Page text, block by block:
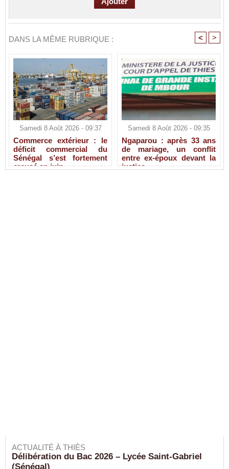
DANS LA MÊME RUBRIQUE : < >
Samedi 8 Août 2026 - 09:37
Commerce extérieur : le
déficit commercial du
Sénégal s’est fortement
creusé en juin
Samedi 8 Août 2026 - 09:35
Ngaparou : après 33 ans
de mariage, un conflit
entre ex-époux devant la
justice
ACTUALITÉ À THIÈS
Délibération du Bac 2026 – Lycée Saint-Gabriel
(Sénégal)